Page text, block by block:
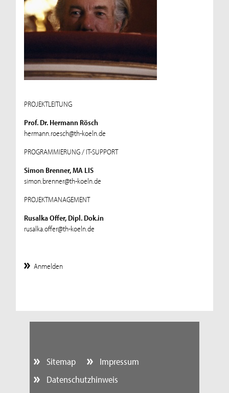
PROJEKTLEITUNG
Prof. Dr. Hermann Rösch
hermann.roesch@th-koeln.de
PROGRAMMIERUNG / IT-SUPPORT
Simon Brenner, MA LIS
simon.brenner@th-koeln.de
PROJEKTMANAGEMENT
Rusalka Offer, Dipl. Dok.in
rusalka.offer@th-koeln.de
Anmelden
Sitemap
Impressum
Datenschutzhinweis